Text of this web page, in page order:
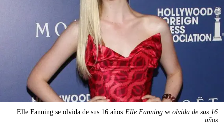
Elle Fanning se olvida de sus 16 años Elle Fanning se olvida de sus 16
años